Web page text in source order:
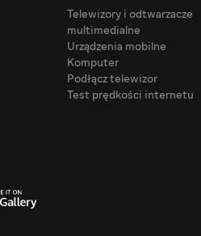
Telewizory i odtwarzacze
multimedialne
Urządzenia mobilne
Komputer
Podłącz telewizor
Test prędkości internetu